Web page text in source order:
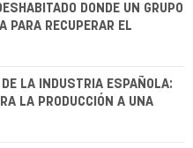
DONDE UN GRUPO
PARA RECUPERAR EL
DE LA INDUSTRIA ESPAÑOLA:
LA PRODUCCIÓN A UNA